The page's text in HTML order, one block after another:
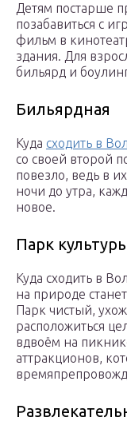
Детям постарше
позабавиться с
фильм в
здания. Для
бильярд и
Бильярдная
Куда сходить в
со своей второй
повезло, ведь в
ночи до утра,
новое.
Парк
Куда сходить в
на природе
Парк чистый,
расположиться
вдвоём на
аттракционов,